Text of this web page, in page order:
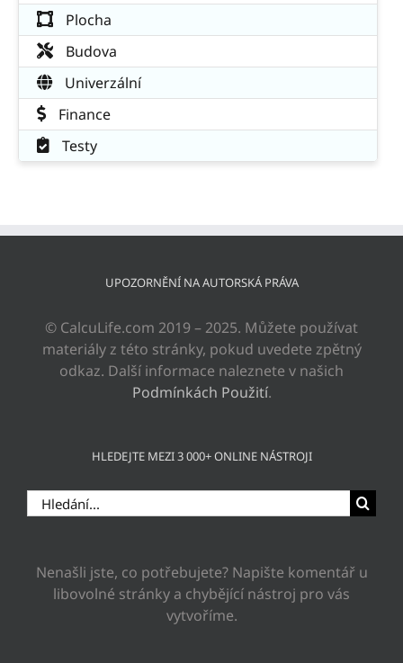
Plocha
Budova
Univerzální
Finance
Testy
UPOZORNĚNÍ NA AUTORSKÁ PRÁVA
© CalcuLife.com 2019 – 2025. Můžete používat
materiály z této stránky, pokud uvedete zpětný
odkaz. Další informace naleznete v našich
Podmínkách Použití.
HLEDEJTE MEZI 3 000+ ONLINE NÁSTROJI
Hledat:
Nenašli jste, co potřebujete? Napište komentář u
libovolné stránky a chybějící nástroj pro vás
vytvoříme.